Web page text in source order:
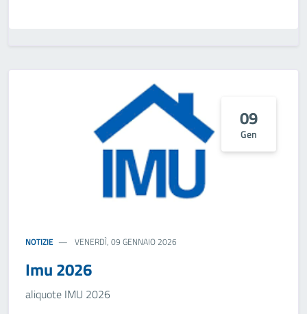
09
Gen
NOTIZIE VENERDÌ, 09 GENNAIO 2026
Imu 2026
aliquote IMU 2026